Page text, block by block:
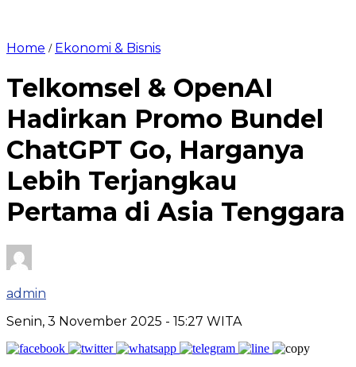
Home / Ekonomi & Bisnis
Telkomsel & OpenAI
Hadirkan Promo Bundel
ChatGPT Go, Harganya
Lebih Terjangkau
Pertama di Asia Tenggara
admin
Senin, 3 November 2025 - 15:27 WITA